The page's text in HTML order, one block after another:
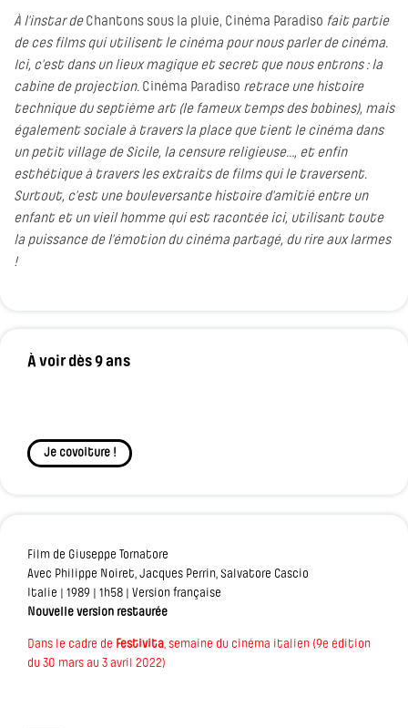
À l’instar deChantons sous la pluie, Cinéma Paradiso fait partie
de ces films qui utilisent le cinéma pour nous parler de cinéma.
Ici, c’est dans un lieux magique et secret que nous entrons : la
cabine de projection. Cinéma Paradiso retrace une histoire
technique du septième art (le fameux temps des bobines), mais
également sociale à travers la place que tient le cinéma dans
un petit village de Sicile, la censure religieuse…, et enfin
esthétique à travers les extraits de films qui le traversent.
Surtout, c’est une bouleversante histoire d’amitié entre un
enfant et un vieil homme qui est racontée ici, utilisant toute
la puissance de l’émotion du cinéma partagé, du rire aux larmes
!
À voir dès 9 ans
Je covoiture !
Film de Giuseppe Tornatore
Avec Philippe Noiret, Jacques Perrin, Salvatore Cascio
Italie | 1989 | 1h58 | Version française
Nouvelle version restaurée
Dans le cadre de Festivita, semaine du cinéma italien (9e édition
du 30 mars au 3 avril 2022)